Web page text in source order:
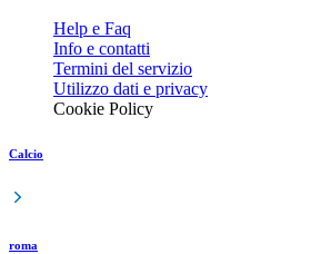
Help e Faq
Info e contatti
Termini del servizio
Utilizzo dati e privacy
Cookie Policy
Calcio
roma